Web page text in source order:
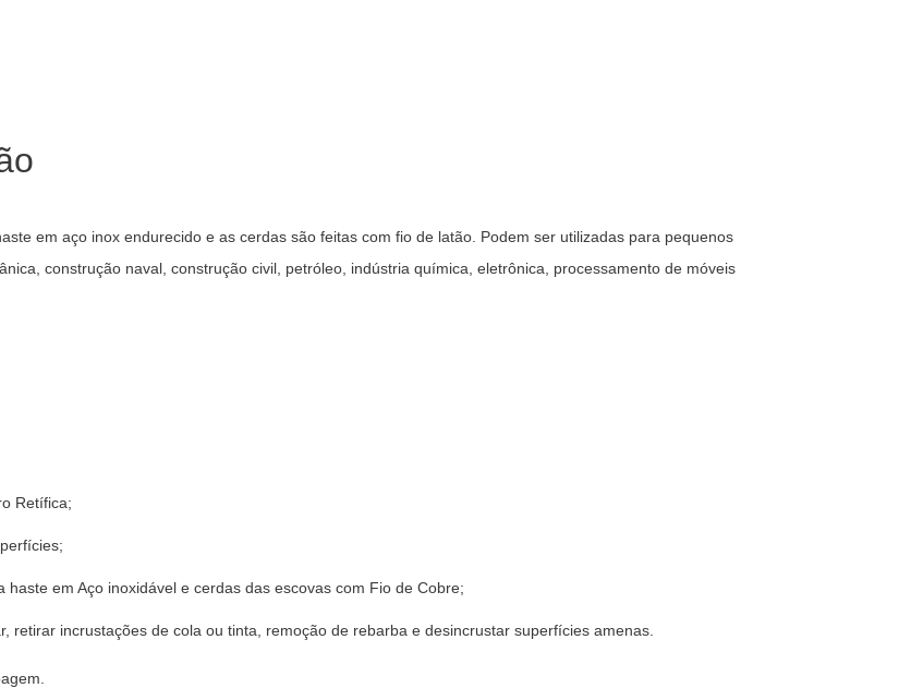
em aço inox endurecido e as cerdas são feitas com fio de latão. Podem ser utilizadas para pequenos
construção naval, construção civil, petróleo, indústria química, eletrônica, processamento de móveis
Retífica;
em Aço inoxidável e cerdas das escovas com Fio de Cobre;
retirar incrustações de cola ou tinta, remoção de rebarba e desincrustar superfícies amenas.